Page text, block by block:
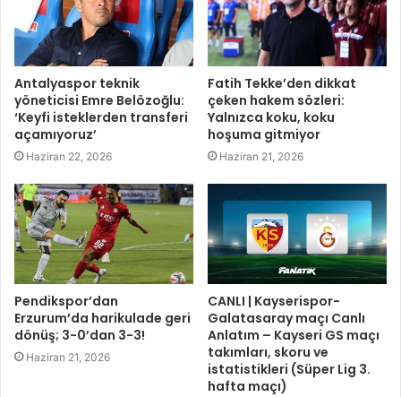
Antalyaspor teknik
yöneticisi Emre Belözoğlu:
‘Keyfi isteklerden transferi
açamıyoruz’
Haziran 22, 2026
Fatih Tekke’den dikkat
çeken hakem sözleri:
Yalnızca koku, koku
hoşuma gitmiyor
Haziran 21, 2026
Pendikspor’dan
Erzurum’da harikulade geri
dönüş; 3-0’dan 3-3!
Haziran 21, 2026
CANLI | Kayserispor-
Galatasaray maçı Canlı
Anlatım – Kayseri GS maçı
takımları, skoru ve
istatistikleri (Süper Lig 3.
hafta maçı)